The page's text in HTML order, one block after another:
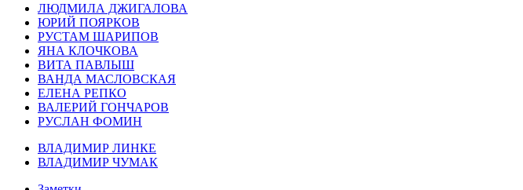
ЛЮДМИЛА ДЖИГАЛОВА
ЮРИЙ ПОЯРКОВ
РУСТАМ ШАРИПОВ
ЯНА КЛОЧКОВА
ВИТА ПАВЛЫШ
ВАНДА МАСЛОВСКАЯ
ЕЛЕНА РЕПКО
ВАЛЕРИЙ ГОНЧАРОВ
РУСЛАН ФОМИН
ВЛАДИМИР ЛИНКЕ
ВЛАДИМИР ЧУМАК